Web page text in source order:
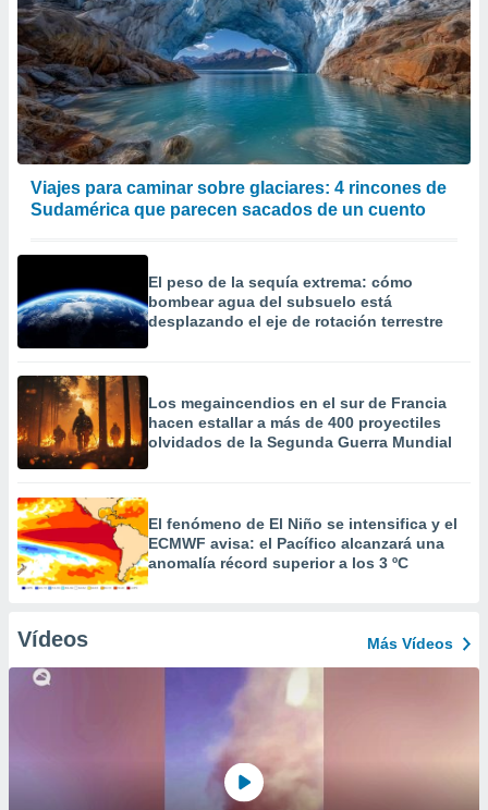
Viajes para caminar sobre glaciares: 4 rincones de
Sudamérica que parecen sacados de un cuento
El peso de la sequía extrema: cómo
bombear agua del subsuelo está
desplazando el eje de rotación terrestre
Los megaincendios en el sur de Francia
hacen estallar a más de 400 proyectiles
olvidados de la Segunda Guerra Mundial
El fenómeno de El Niño se intensifica y el
ECMWF avisa: el Pacífico alcanzará una
anomalía récord superior a los 3 ºC
Vídeos Más Vídeos